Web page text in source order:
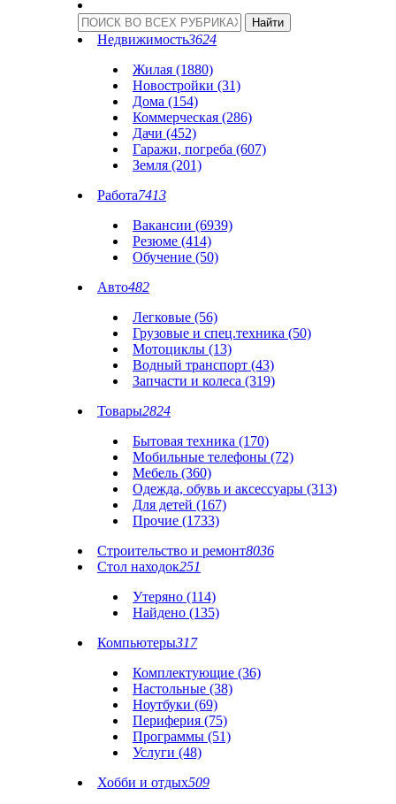
Недвижимость3624
Жилая (1880)
Новостройки (31)
Дома (154)
Коммерческая (286)
Дачи (452)
Гаражи, погреба (607)
Земля (201)
Работа7413
Вакансии (6939)
Резюме (414)
Обучение (50)
Авто482
Легковые (56)
Грузовые и спец.техника (50)
Мотоциклы (13)
Водный транспорт (43)
Запчасти и колеса (319)
Товары2824
Бытовая техника (170)
Мобильные телефоны (72)
Мебель (360)
Одежда, обувь и аксессуары (313)
Для детей (167)
Прочие (1733)
Строительство и ремонт8036
Стол находок251
Утеряно (114)
Найдено (135)
Компьютеры317
Комплектующие (36)
Настольные (38)
Ноутбуки (69)
Периферия (75)
Программы (51)
Услуги (48)
Хобби и отдых509